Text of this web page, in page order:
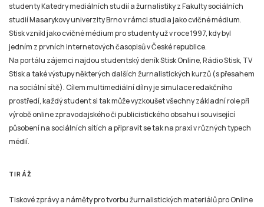
studenty Katedry mediálních studií a žurnalistiky z Fakulty sociálních
studií Masarykovy univerzity Brno v rámci studia jako cvičné médium.
Stisk vznikl jako cvičné médium pro studenty už v roce 1997, kdy byl
jedním z prvních internetových časopisů v České republice.
Na portálu zájemci najdou studentský deník Stisk Online, Rádio Stisk, TV
Stisk a také výstupy některých dalších žurnalistických kurzů (s přesahem
na sociální sítě). Cílem multimediální dílny je simulace redakčního
prostředí, každý student si tak může vyzkoušet všechny základní role při
výrobě online zpravodajského či publicistického obsahu i související
působení na sociálních sítích a připravit se tak na praxi v různých typech
médií.
TIRÁŽ
Tiskové zprávy a náměty pro tvorbu žurnalistických materiálů pro Online